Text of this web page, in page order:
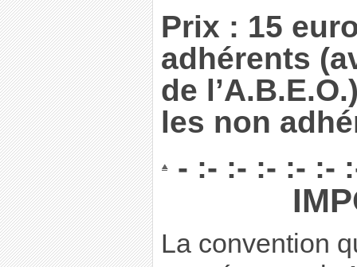
Prix : 15
adhérents
de
les non
- :- :- :- :- :-
La convention